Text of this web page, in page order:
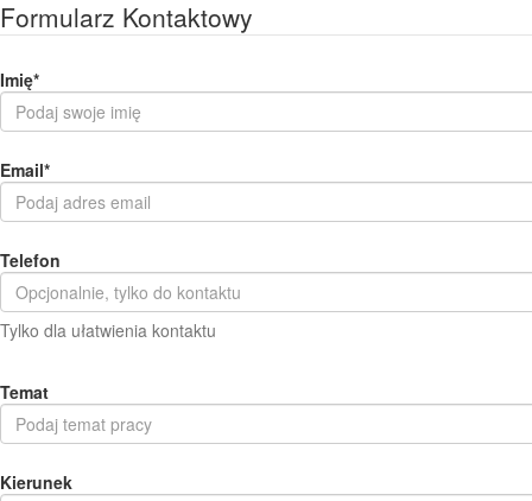
Formularz Kontaktowy
Imię*
Email*
Telefon
Tylko dla ułatwienia kontaktu
Temat
Kierunek